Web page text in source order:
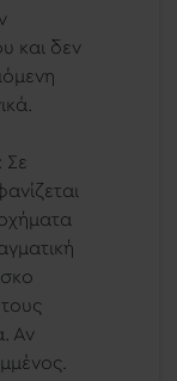
και δεν
: Σε
Αν